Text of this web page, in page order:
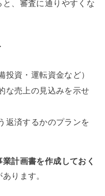
と、審査に通りやすくな
投資・運転資金など）
な売上の見込みを示せ
返済するかのプランを
業計画書を作成しておく
あります。